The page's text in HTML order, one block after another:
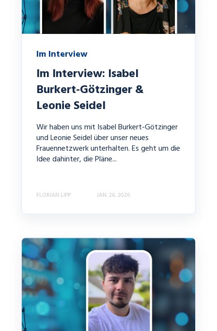
Im Interview
Im Interview: Isabel
Burkert-Götzinger &
Leonie Seidel
Wir haben uns mit Isabel Burkert-Götzinger
und Leonie Seidel über unser neues
Frauennetzwerk unterhalten. Es geht um die
Idee dahinter, die Pläne...
FLORIAN LIPP JAN. 26, 2026